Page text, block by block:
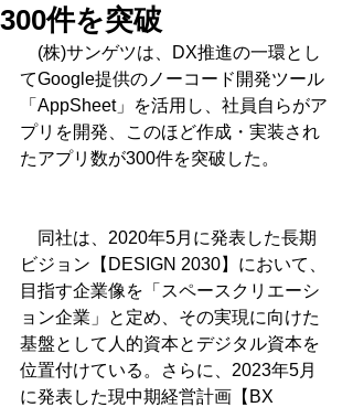
300件を突破
(株)サンゲツは、DX推進の一環とし
てGoogle提供のノーコード開発ツール
「AppSheet」を活用し、社員自らがア
プリを開発、このほど作成・実装され
たアプリ数が300件を突破した。
同社は、2020年5月に発表した長期
ビジョン【DESIGN 2030】において、
目指す企業像を「スペースクリエーシ
ョン企業」と定め、その実現に向けた
基盤として人的資本とデジタル資本を
位置付けている。さらに、2023年5月
に発表した現中期経営計画【BX